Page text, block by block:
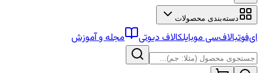
دسته‌بندی محصولات
ای‌فوتبالاف‌سی موبایلکالاف دیوتی مجله و آموزش